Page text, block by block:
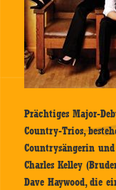
Prächtiges Major-
Country-Trios,
Countrysängerin
Charles Kelley
Dave Haywood, die